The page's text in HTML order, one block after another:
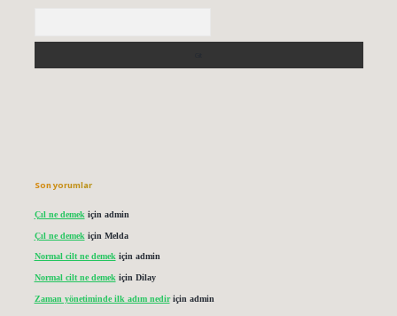
Son yorumlar
Çıl ne demek için admin
Çıl ne demek için Melda
Normal cilt ne demekiçin admin
Normal cilt ne demek için Dilay
Zaman yönetiminde ilk adım nediriçin admin